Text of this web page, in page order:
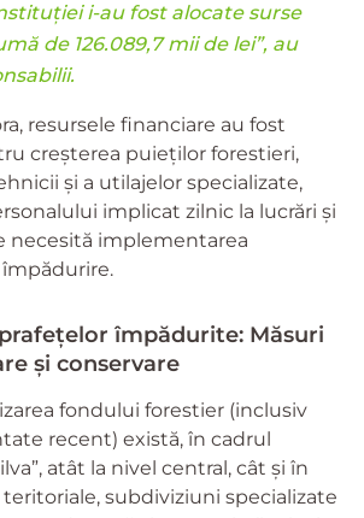
i-au fost alocate surse
de 126.089,7 mii de lei”, au
resursele financiare au fost
creșterea puieților forestieri,
și a utilajelor specializate,
implicat zilnic la lucrări și
necesită implementarea
împădurite: Măsuri
și conservare
fondului forestier (inclusiv
recent) există, în cadrul
atât la nivel central, cât și în
subdiviziuni specializate